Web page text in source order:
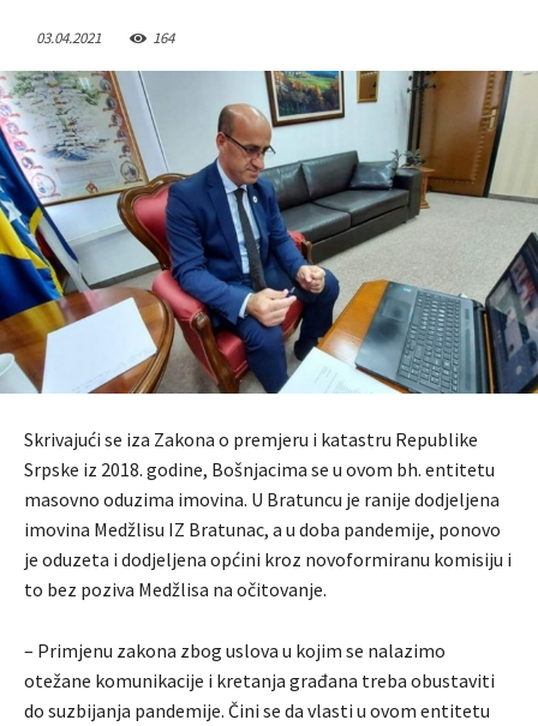
03.04.2021 164
Skrivajući se iza Zakona o premjeru i katastru Republike
Srpske iz 2018. godine, Bošnjacima se u ovom bh. entitetu
masovno oduzima imovina. U Bratuncu je ranije dodjeljena
imovina Medžlisu IZ Bratunac, a u doba pandemije, ponovo
je oduzeta i dodjeljena općini kroz novoformiranu komisiju i
to bez poziva Medžlisa na očitovanje.
– Primjenu zakona zbog uslova u kojim se nalazimo
otežane komunikacije i kretanja građana treba obustaviti
do suzbijanja pandemije. Čini se da vlasti u ovom entitetu